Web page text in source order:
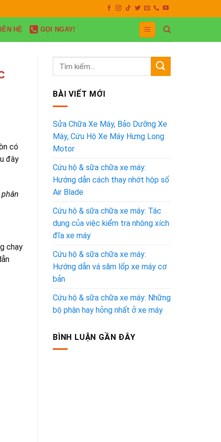
HỆ GỌI NGAY!
có
đây
chạy
BÀI VIẾT MỚI
Sửa Chữa Xe Máy, Bảo Dưỡng Xe
Máy, Cứu Hộ Xe Máy Hưng Long
Motor
Cứu hộ & sữa chữa xe máy:
Hướng dẫn cách thay nhớt hộp số
Air Blade
Cứu hộ & sữa chữa xe máy: Tác
dụng của việc kiểm tra nhông xích
đĩa xe máy
Cứu hộ & sữa chữa xe máy:
Hướng dẫn vá săm lốp xe máy cơ
bản
Cứu hộ & sữa chữa xe máy: Những
bộ phận hay hỏng nhất ở xe máy
BÌNH LUẬN GẦN ĐÂY